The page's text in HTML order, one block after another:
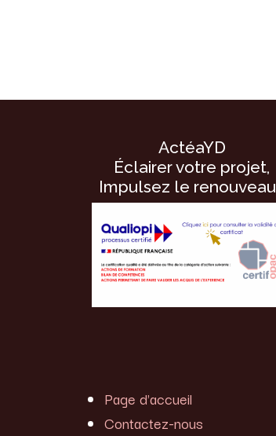
ActéaYD
Éclairer votre projet,
Impulsez le renouveau
Page d'accueil
Contactez-nous